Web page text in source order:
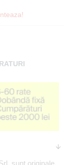
sunt originale,